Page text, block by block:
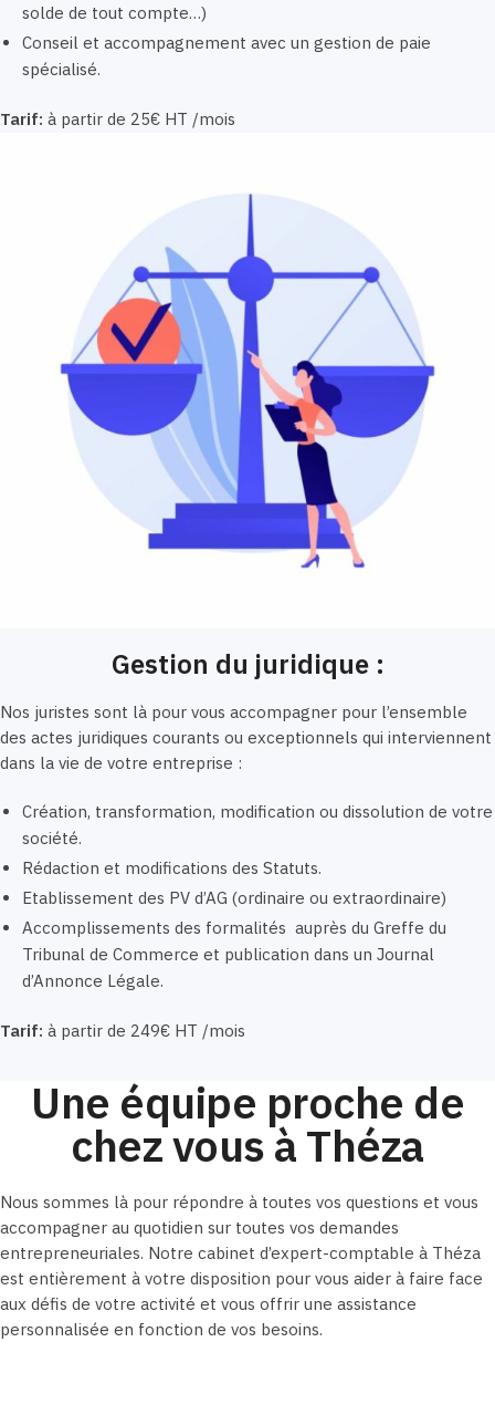
solde de tout compte…)
Conseil et accompagnement avec un gestion de paie
spécialisé.
Tarif: à partir de 25€ HT /mois
Gestion du juridique :
Nos juristes sont là pour vous accompagner pour l’ensemble
des actes juridiques courants ou exceptionnels qui interviennent
dans la vie de votre entreprise :
Création, transformation, modification ou dissolution de votre
société.
Rédaction et modifications des Statuts.
Etablissement des PV d’AG (ordinaire ou extraordinaire)
Accomplissements des formalités auprès du Greffe du
Tribunal de Commerce et publication dans un Journal
d’Annonce Légale.
Tarif: à partir de 249€ HT /mois
Une équipe proche de
chez vous à Théza
Nous sommes là pour répondre à toutes vos questions et vous
accompagner au quotidien sur toutes vos demandes
entrepreneuriales. Notre cabinet d’expert-comptable à Théza
est entièrement à votre disposition pour vous aider à faire face
aux défis de votre activité et vous offrir une assistance
personnalisée en fonction de vos besoins.